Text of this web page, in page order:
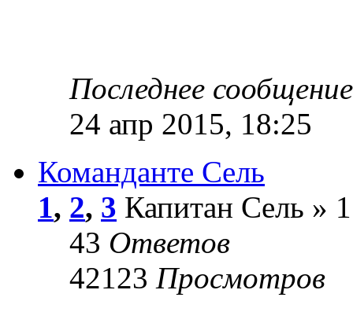
Последнее
24 апр 2015, 18:25
Команданте Сель
1, 2, 3 Капитан Сель »
43 Ответов
42123 Просмотров